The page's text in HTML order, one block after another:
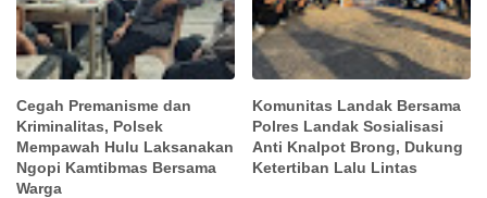
Cegah Premanisme dan
Kriminalitas, Polsek
Mempawah Hulu Laksanakan
Ngopi Kamtibmas Bersama
Warga
Komunitas Landak Bersama
Polres Landak Sosialisasi
Anti Knalpot Brong, Dukung
Ketertiban Lalu Lintas